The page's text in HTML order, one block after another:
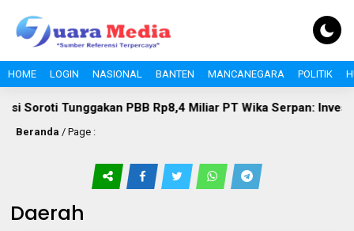
HOME LOGIN NASIONAL BANTEN MANCANEGARA POLITIK
Tunggakan PBB Rp8,4 Miliar PT Wika Serpan: Investor Besar
Beranda / Page :
Daerah